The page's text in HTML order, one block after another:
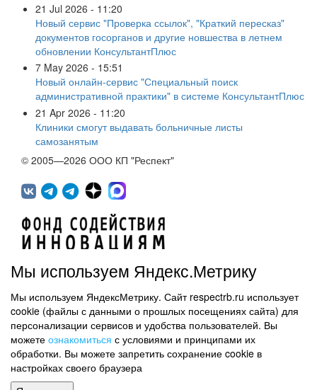
21 Jul 2026 - 11:20
Новый сервис "Проверка ссылок", "Краткий пересказ"
документов госорганов и другие новшества в летнем
обновлении КонсультантПлюс
7 May 2026 - 15:51
Новый онлайн-сервис "Специальный поиск
административной практики" в системе КонсультантПлюс
21 Apr 2026 - 11:20
Клиники смогут выдавать больничные листы
самозанятым
© 2005—2026 ООО КП "Респект"
450071, г.Уфа, ул. 50 лет СССР, д.48 корп.1, офис 307
(347) 291 20 70
Контактная информация
Карта сайта
Политика обработки персональных данных
Мы используем Яндекс.Метрику
Мы используем ЯндексМетрику. Сайт respectrb.ru использует
cookie (файлы с данными о прошлых посещениях сайта) для
персонализации сервисов и удобства пользователей. Вы
можете ознакомиться с условиями и принципами их
обработки. Вы можете запретить сохранение cookie в
настройках своего браузера